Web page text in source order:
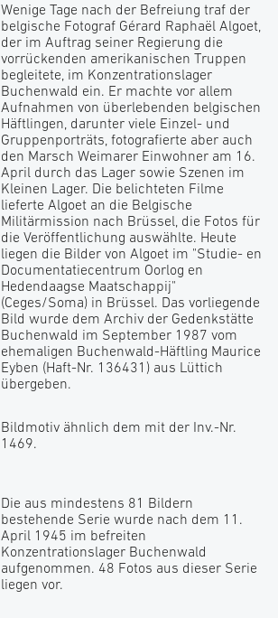
Wenige Tage nach der Befreiung traf der
belgische Fotograf Gérard Raphaël Algoet,
der im Auftrag seiner Regierung die
vorrückenden amerikanischen Truppen
begleitete, im Konzentrationslager
Buchenwald ein. Er machte vor allem
Aufnahmen von überlebenden belgischen
Häftlingen, darunter viele Einzel- und
Gruppenporträts, fotografierte aber auch
den Marsch Weimarer Einwohner am 16.
April durch das Lager sowie Szenen im
Kleinen Lager. Die belichteten Filme
lieferte Algoet an die Belgische
Militärmission nach Brüssel, die Fotos für
die Veröffentlichung auswählte. Heute
liegen die Bilder von Algoet im "Studie- en
Documentatiecentrum Oorlog en
Hedendaagse Maatschappij"
(Ceges/Soma) in Brüssel. Das vorliegende
Bild wurde dem Archiv der Gedenkstätte
Buchenwald im September 1987 vom
ehemaligen Buchenwald-Häftling Maurice
Eyben (Haft-Nr. 136431) aus Lüttich
übergeben.
Bildmotiv ähnlich dem mit der Inv.-Nr.
1469.
Die aus mindestens 81 Bildern
bestehende Serie wurde nach dem 11.
April 1945 im befreiten
Konzentrationslager Buchenwald
aufgenommen. 48 Fotos aus dieser Serie
liegen vor.